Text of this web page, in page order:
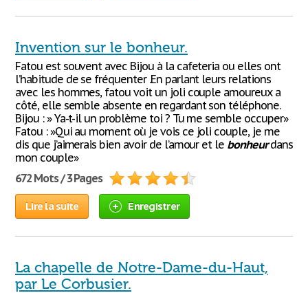
Invention sur le bonheur.
Fatou est souvent avec Bijou à la cafeteria ou elles ont
l’habitude de se fréquenter .En parlant leurs relations
avec les hommes, fatou voit un joli couple amoureux a
côté, elle semble absente en regardant son téléphone.
Bijou : » Ya-t-il un problème toi ? Tu me semble occuper»
Fatou : »Qui au moment où je vois ce joli couple, je me
dis que j’aimerais bien avoir de l’amour et le bonheurdans
mon couple»
672 Mots / 3 Pages
Lire la suite Enregistrer
La chapelle de Notre-Dame-du-Haut,
par Le Corbusier.